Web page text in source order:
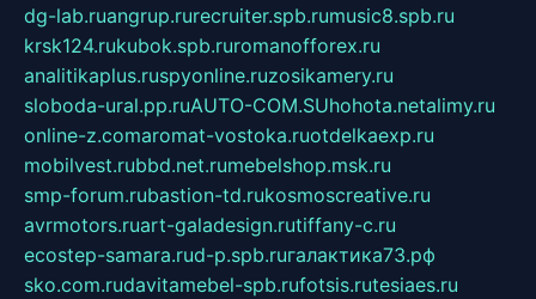
dg-lab.ruangrup.rurecruiter.spb.rumusic8.spb.ru
krsk124.rukubok.spb.ruromanofforex.ru
analitikaplus.ruspyonline.ruzosikamery.ru
sloboda-ural.pp.ruAUTO-COM.SUhohota.netalimy.ru
online-z.comaromat-vostoka.ruotdelkaexp.ru
mobilvest.rubbd.net.rumebelshop.msk.ru
smp-forum.rubastion-td.rukosmoscreative.ru
avrmotors.ruart-galadesign.rutiffany-c.ru
ecostep-samara.rud-p.spb.ruгалактика73.рф
sko.com.rudavitamebel-spb.rufotsis.rutesiaes.ru